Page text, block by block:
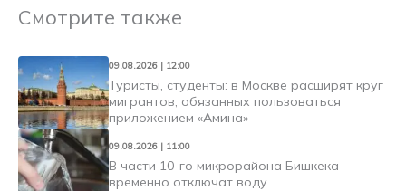
Смотрите также
09.08.2026 | 12:00
Туристы, студенты: в Москве расширят круг
мигрантов, обязанных пользоваться
приложением «Амина»
09.08.2026 | 11:00
В части 10-го микрорайона Бишкека
временно отключат воду